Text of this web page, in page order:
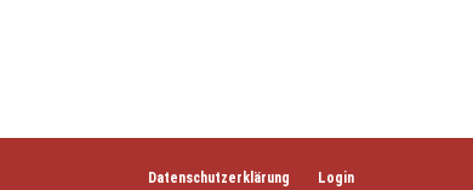
Datenschutzerklärung Login